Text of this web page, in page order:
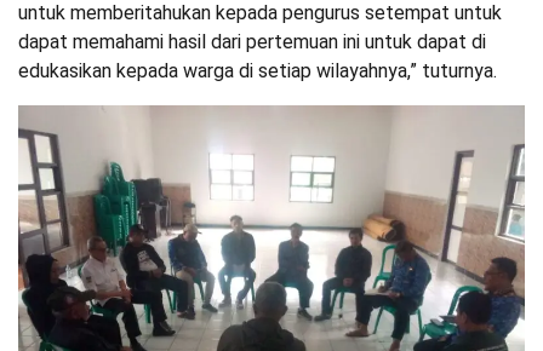
untuk memberitahukan kepada pengurus setempat untuk
dapat memahami hasil dari pertemuan ini untuk dapat di
edukasikan kepada warga di setiap wilayahnya,” tuturnya.